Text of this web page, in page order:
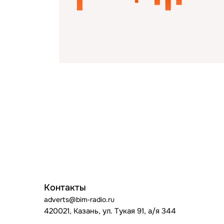
Контакты
adverts@bim-radio.ru
420021, Казань, ул. Тукая 91, а/я 344